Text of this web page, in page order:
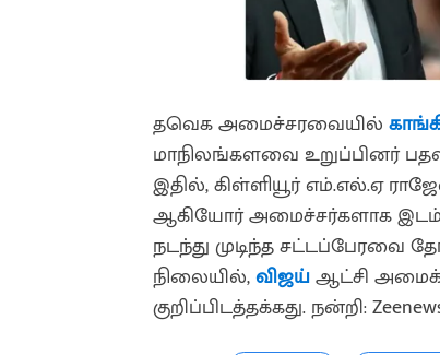
தவெக அமைச்சரவையில்
மாநிலங்களவை உறுப்பினர்
இதில், கிள்ளியூர் எம்.எல்.ஏ
ஆகியோர் அமைச்சர்களாக
நடந்து முடிந்த சட்டப்பேரவை
நிலையில்,விஜய்ஆட்சி
குறிப்பிடத்தக்கது. நன்றி: